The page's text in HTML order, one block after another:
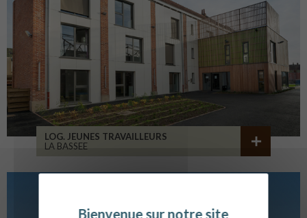
LOG. JEUNES TRAVAILLEURS
LA BASSEE